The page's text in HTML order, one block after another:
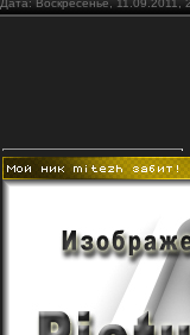
Дата: Воскресенье,